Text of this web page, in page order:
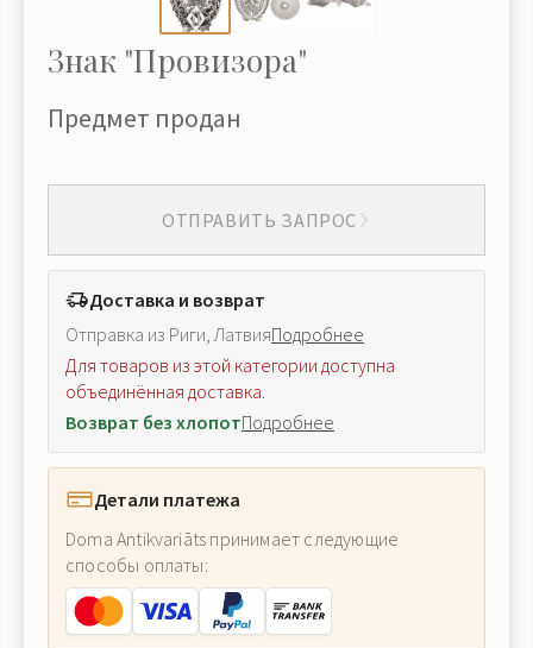
Знак "Провизора"
Предмет продан
ОТПРАВИТЬ ЗАПРОС
Доставка и возврат
Отправка из Риги, ЛатвияПодробнее
Для товаров из этой категории доступна
объединённая доставка.
Возврат без хлопотПодробнее
Детали платежа
Doma Antikvariāts принимает следующие
способы оплаты: